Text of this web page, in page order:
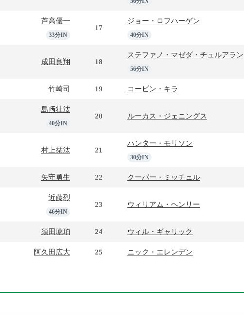
芦高優一
33分IN
17
ジョー・ロフハーゲン
40分IN
成田良翔 18
ステファノ・マゼダ・チュルアラン
56分IN
竹崎司 19 コービン・キラ
島﨑壮汰
40分IN
20 ルーカス・ジェニングス
村上栞汰 21
ハンター・モリソン
30分IN
矢守勇生 22 クーパー・ミッチェル
近藤烈
46分IN
23 ウィリアム・ヘンリー
須田琥珀 24 ウィル・ギャリック
阿久田広大 25 ニック・エレンデン